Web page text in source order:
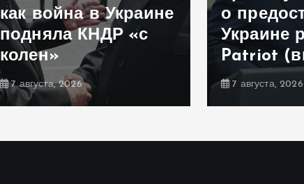
как война в Украине
подняла КНДР «с
колен»
7 августа, 2026
о
Украине
Patriot
7 августа, 2026